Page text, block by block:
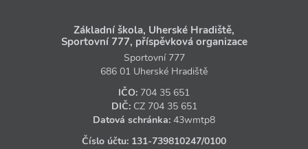
Základní škola, Uherské Hradiště,
Sportovní 777, příspěvková organizace
Sportovní 777
686 01 Uherské Hradiště
IČO: 704 35 651
DIČ: CZ 704 35 651
Datová schránka: 43wmtp8
Číslo účtu: 131‑739810247/0100